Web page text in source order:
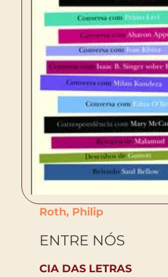
Roth, Philip
ENTRE NÓS
CIA DAS LETRAS